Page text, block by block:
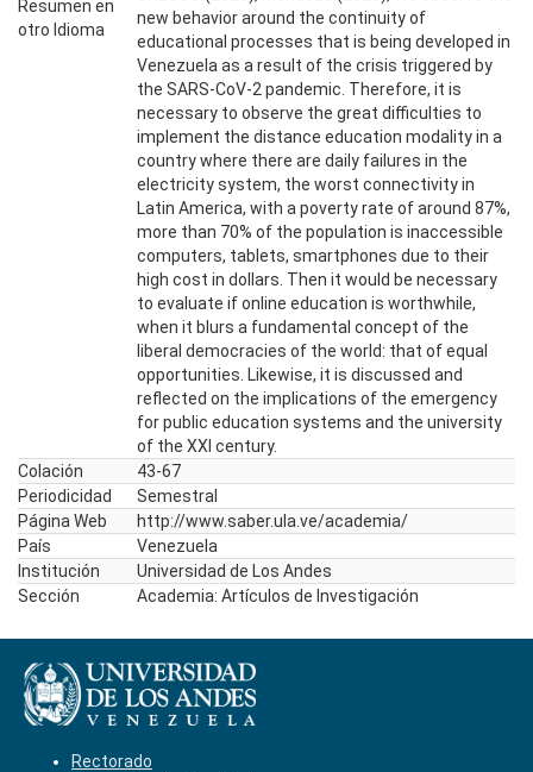
Resumen en
otro Idioma
new behavior around the continuity of
educational processes that is being developed in
Venezuela as a result of the crisis triggered by
the SARS-CoV-2 pandemic. Therefore, it is
necessary to observe the great difficulties to
implement the distance education modality in a
country where there are daily failures in the
electricity system, the worst connectivity in
Latin America, with a poverty rate of around 87%,
more than 70% of the population is inaccessible
computers, tablets, smartphones due to their
high cost in dollars. Then it would be necessary
to evaluate if online education is worthwhile,
when it blurs a fundamental concept of the
liberal democracies of the world: that of equal
opportunities. Likewise, it is discussed and
reflected on the implications of the emergency
for public education systems and the university
of the XXI century.
Colación
43-67
Periodicidad
Semestral
Página Web
http://www.saber.ula.ve/academia/
País
Venezuela
Institución
Universidad de Los Andes
Sección
Academia: Artículos de Investigación
Rectorado